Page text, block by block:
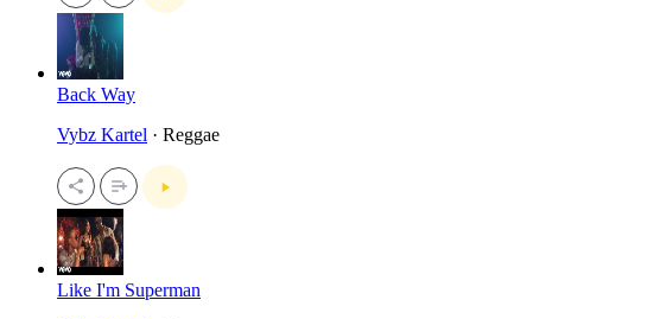
Back Way
Vybz Kartel · Reggae
Like I'm Superman